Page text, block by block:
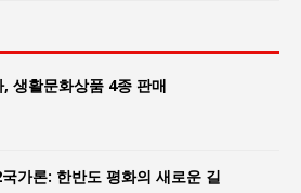
생활문화상품 4종 판매
가론: 한반도 평화의 새로운 길